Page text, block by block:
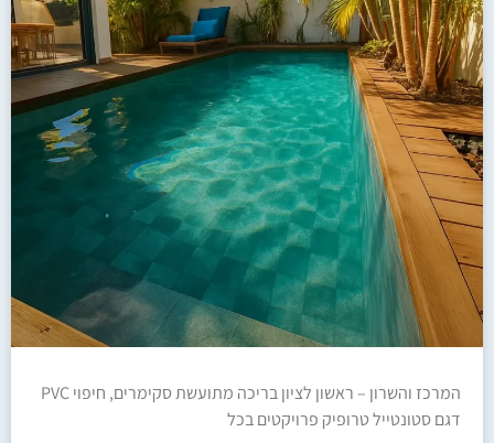
המרכז והשרון – ראשון לציון בריכה מתועשת סקימרים, חיפוי PVC
דגם סטונטייל טרופיק פרויקטים בכל